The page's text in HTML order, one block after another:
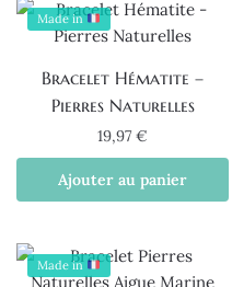
Made in
Bracelet Hématite –
Pierres Naturelles
19,97€
Ajouter au panier
Made in